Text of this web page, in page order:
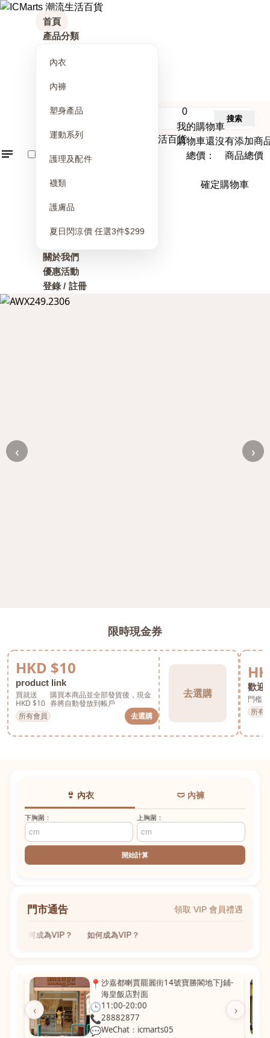
首頁
產品分類
內衣
內褲
塑身產品
運動系列
護理及配件
襪類
護膚品
夏日閃涼價 任選3件$299
關於我們
優惠活動
登錄 / 註冊
0
我的購物車
購物車還沒有添加商
總價： 商品總價
確定購物車
搜索
‹ ›
限時現金券
HKD $10
product link
買就送
HKD $10
購買本商品並全部發貨後，現金
券將自動發放到帳戶
所有會員
去選購
去選購
歡迎
門檻
所有
👙 內衣 🩲 內褲
下胸圍： 上胸圍：
開始計算
門市通告 領取 VIP 會員禮遇
如何成為VIP？ 如何成為VIP？
‹ ›
📍 沙嘉都喇賈罷麗街14號寶勝閣地下J鋪-
海皇飯店對面
🕒11:00-20:00
📞28882877
💬WeChat：icmarts05